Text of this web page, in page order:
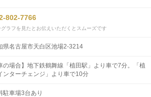
802-7766
グラフを見たとお伝えいただくとスムーズです
県名古屋市天白区池場2-3214
の場合】地下鉄鶴舞線「植田駅」より車で7分。「植
ンターチェンジ」より車で10分
駐車場3台あり